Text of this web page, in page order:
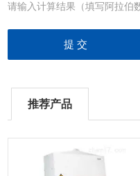
请输入计算结果（填写阿拉伯
推荐产品